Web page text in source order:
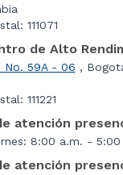
111071
de Alto
No. 59A - 06 ,
111221
atención
8:00 a.m. - 5:00
atención